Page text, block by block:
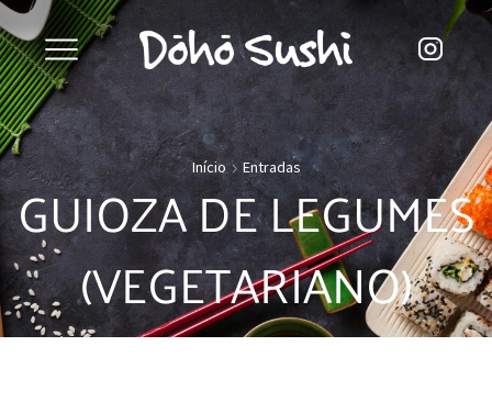
Início Entradas
GUIOZA DE LEGUMES
(VEGETARIANO)